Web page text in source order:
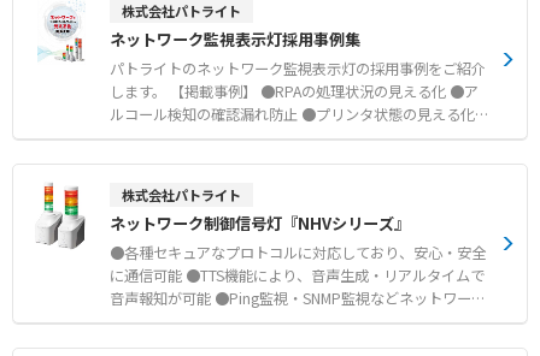
指示書や作業動画の投影を行います。 ●作業結果のデジタ
ルデータ化 作業実績として、部品取り出し結果や作業時
の映像を保存します。 ●問題箇所の可視化 ネック作
業・工程を明確化、作業時の映像からムダを抽出します。
株式会社パトライト
ネットワーク監視表示灯採用事例集
パトライトのネットワーク監視表示灯の採用事例をご紹介
します。 【掲載事例】 ●RPAの処理状況の見える化 ●ア
ルコール検知の確認漏れ防止 ●プリンタ状態の見える化で
業務効率化 ●ECサイト：通販メール受注。問合せメール
の早期対応 ●顔認証システムによる入退室管理 ●感染対
質向上 ●災害情報の広域通報 ●クラウド活用によるPC・
サーバーレスでの報知 ●サーバなど社内インフラの異常の
見える化 ●社内ネットワークの不正アクセスの報知 ●遠
隔地のネットワーク機器の異常報知 ●タンク・ユーティリ
ティ設備の異常報知 ●ネットワークに接続できない設備の
遠隔報知
株式会社パトライト
ネットワーク制御信号灯『NHVシリーズ』
●各種セキュアなプロトコルに対応しており、安心・安全
に通信可能 ●TTS機能により、音声生成・リアルタイムで
音声報知が可能 ●Ping監視・SNMP監視などネットワーク
機器の状態監視機能搭載 ●メール受信をお知らせするメー
ル検知可能（NHV-Mモデルのみ） ●音声による報知によっ